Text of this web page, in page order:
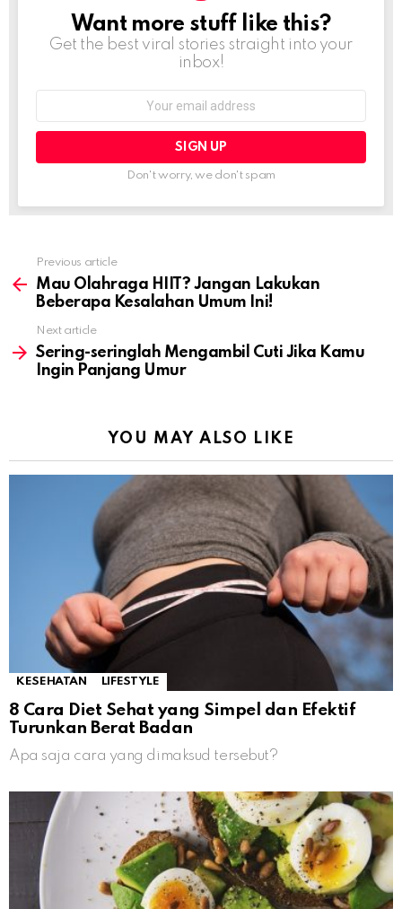
NEWSLETTER
Want more stuff like this?
Get the best viral stories straight into your
inbox!
Don't worry, we don't spam
more
Previous article
Mau Olahraga HIIT? Jangan Lakukan
Beberapa Kesalahan Umum Ini!
Next article
Sering-seringlah Mengambil Cuti Jika Kamu
Ingin Panjang Umur
YOU MAY ALSO LIKE
KESEHATAN LIFESTYLE
8 Cara Diet Sehat yang Simpel dan Efektif
Turunkan Berat Badan
Apa saja cara yang dimaksud tersebut?